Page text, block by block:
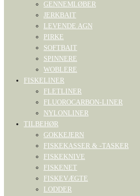
GENNEMLØBER
JERKBAIT
LEVENDE AGN
PIRKE
SOFTBAIT
SPINNERE
WOBLERE
FISKELINER
FLETLINER
FLUOROCARBON-LINER
NYLONLINER
TILBEHØR
GOKKEJERN
FISKEKASSER & -TASKER
FISKEKNIVE
FISKENET
FISKEVÆGTE
LODDER